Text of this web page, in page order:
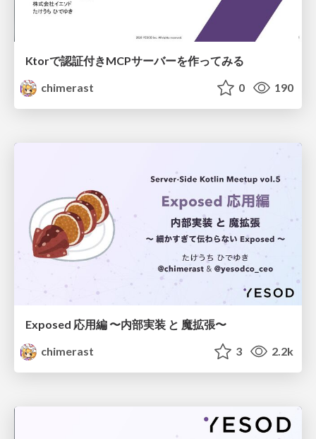
Ktorで認証付きMCPサーバーを作ってみる
chimerast
0 190
Exposed 応用編 〜内部実装 と 魔拡張〜
chimerast
3 2.2k